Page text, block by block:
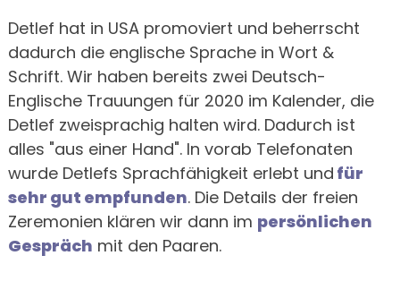
Detlef hat in USA promoviert und beherrscht
dadurch die englische Sprache in Wort &
Schrift. Wir haben bereits zwei Deutsch-
Englische Trauungen für 2020 im Kalender, die
Detlef zweisprachig halten wird. Dadurch ist
alles "aus einer Hand". In vorab Telefonaten
wurde Detlefs Sprachfähigkeit erlebt und für
sehr gut empfunden. Die Details der freien
Zeremonien klären wir dann im persönlichen
Gespräch mit den Paaren.